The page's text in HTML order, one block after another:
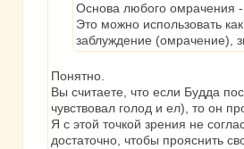
Основа любого омрачения
Это можно использовать
заблуждение (омрачение),
Понятно.
Вы считаете, что если Будда
чувствовал голод и ел), то он
Я с этой точкой зрения не
достаточно, чтобы прояснить